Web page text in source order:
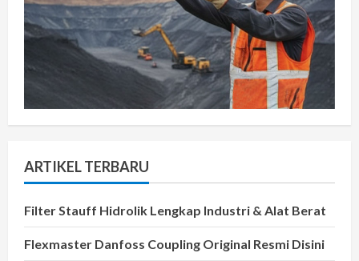
ARTIKEL TERBARU
Filter Stauff Hidrolik Lengkap Industri & Alat Berat
Flexmaster Danfoss Coupling Original Resmi Disini